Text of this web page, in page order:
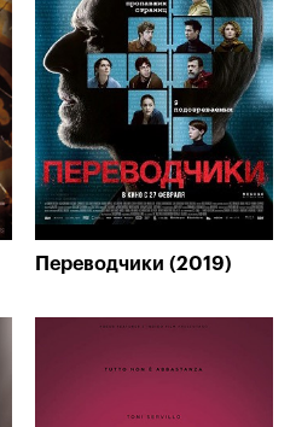
Переводчики (2019)